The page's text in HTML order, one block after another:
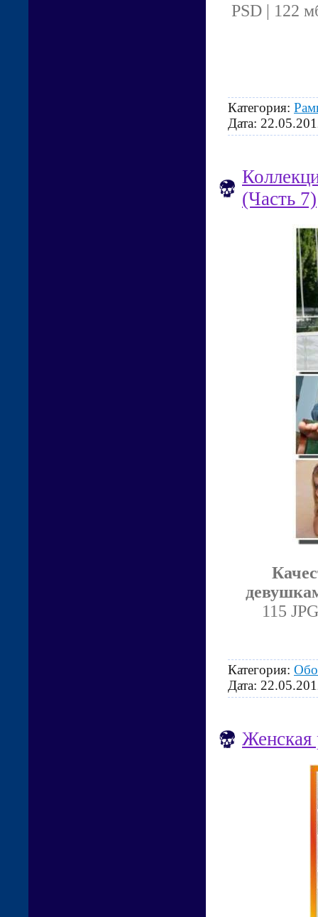
PSD | 122
Категория:
Дата:
(Часть 7)
115
Категория:
Дата: